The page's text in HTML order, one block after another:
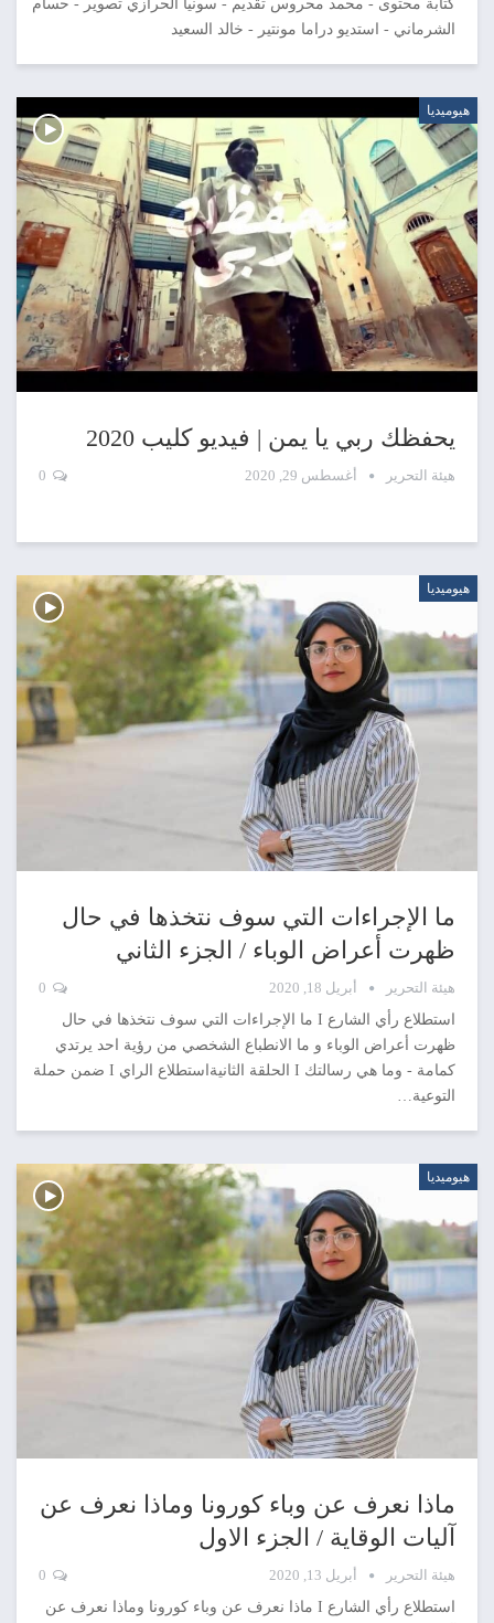
كتابة محتوى - محمد محروس تقديم - سونيا الحرازي تصوير - حسام
الشرماني - استديو دراما مونتير - خالد السعيد
هيوميديا
يحفظك ربي يا يمن | فيديو كليب 2020
هيئة التحرير أغسطس 29, 2020
هيوميديا
ما الإجراءات التي سوف نتخذها في حال
ظهرت أعراض الوباء / الجزء الثاني
هيئة التحرير أبريل 18, 2020
استطلاع رأي الشارع I ما الإجراءات التي سوف نتخذها في حال
ظهرت أعراض الوباء و ما الانطباع الشخصي من رؤية احد يرتدي
كمامة - وما هي رسالتك I الحلقة الثانيةاستطلاع الراي I ضمن حملة
التوعية…
هيوميديا
ماذا نعرف عن وباء كورونا وماذا نعرف عن
آليات الوقاية / الجزء الاول
هيئة التحرير أبريل 13, 2020
استطلاع رأي الشارع I ماذا نعرف عن وباء كورونا وماذا نعرف عن